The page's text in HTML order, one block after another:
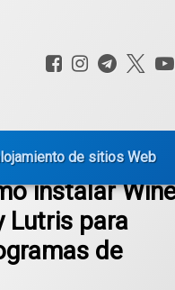
Facebook
Instagram
de sitios Web
instalar
Lutris para
de
Mageia: como instalar Wine,